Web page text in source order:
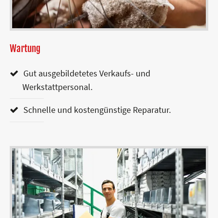
Wartung
Gut ausgebildetetes Verkaufs- und
Werkstattpersonal.
Schnelle und kostengünstige Reparatur.